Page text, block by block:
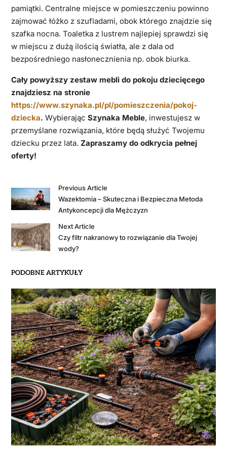
pamiątki. Centralne miejsce w pomieszczeniu powinno
zajmować łóżko z szufladami, obok którego znajdzie się
szafka nocna. Toaletka z lustrem najlepiej sprawdzi się
w miejscu z dużą ilością światła, ale z dala od
bezpośredniego nasłonecznienia np. obok biurka.
Cały powyższy zestaw mebli do pokoju dziecięcego
znajdziesz na stronie
https://www.szynaka.pl/pl/pomieszczenia/pokoj-
dziecka. Wybierając Szynaka Meble, inwestujesz w
przemyślane rozwiązania, które będą służyć Twojemu
dziecku przez lata. Zapraszamy do odkrycia pełnej
oferty!
Previous Article
Wazektomia – Skuteczna i Bezpieczna Metoda
Antykoncepcji dla Mężczyzn
Next Article
Czy filtr nakranowy to rozwiązanie dla Twojej
wody?
PODOBNE ARTYKUŁY